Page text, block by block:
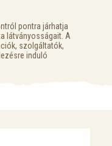
pontra járhatja
látványosságait. A
szolgáltatók,
induló